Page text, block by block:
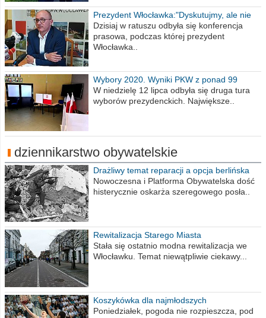
Prezydent Włocławka:"Dyskutujmy, ale nie
obrażajmy się”
Dzisiaj w ratuszu odbyła się konferencja
prasowa, podczas której prezydent
Włocławka..
Wybory 2020. Wyniki PKW z ponad 99
procent obwodów
W niedzielę 12 lipca odbyła się druga tura
wyborów prezydenckich. Największe..
dziennikarstwo obywatelskie
Drażliwy temat reparacji a opcja berlińska
Nowoczesna i Platforma Obywatelska dość
histerycznie oskarża szeregowego posła..
Rewitalizacja Starego Miasta
Stała się ostatnio modna rewitalizacja we
Włocławku. Temat niewątpliwie ciekawy...
Koszykówka dla najmłodszych
Poniedziałek, pogoda nie rozpieszcza, pod